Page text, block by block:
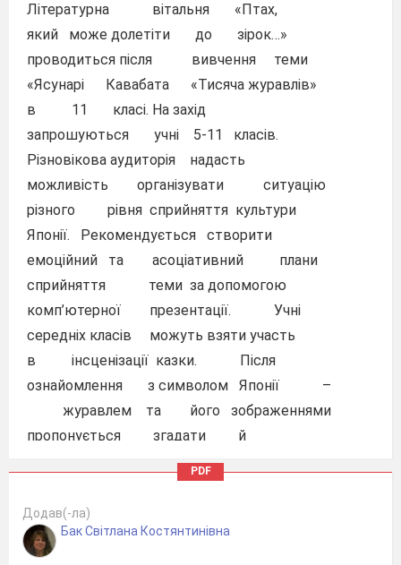
Літературна вітальня «Птах,
який може долетіти до зірок…»
проводиться після вивчення теми
«Ясунарі Кавабата «Тисяча журавлів»
в 11 класі. На захід
запрошуються учні 5-11 класів.
Різновікова аудиторія надасть
можливість організувати ситуацію
різного рівня сприйняття культури
Японії. Рекомендується створити
емоційний та асоціативний плани
сприйняття теми за допомогою
комп’ютерної презентації. Учні
середніх класів можуть взяти участь
в інсценізації казки. Після
ознайомлення з символом Японії –
журавлем та його зображеннями
пропонується згадати й
порівняти прислів’я та казки
інших народів світу. Переглянувши
інсценізацію та мультфільм казки
«Як журавель за добро
віддячив» учні беруть інтерв’ю у
PDF
Додав(-ла)
Бак Світлана Костянтинівна